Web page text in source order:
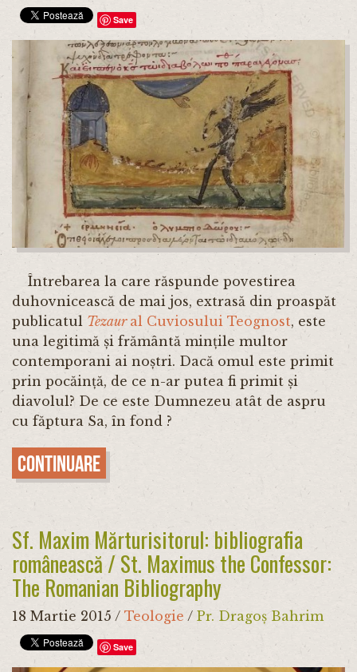
Save
Întrebarea la care răspunde povestirea
duhovnicească de mai jos, extrasă din proaspăt
publicatul Tezaur al Cuviosului Teognost, este
una legitimă și frământă mințile multor
contemporani ai noștri. Dacă omul este primit
prin pocăință, de ce n-ar putea fi primit și
diavolul? De ce este Dumnezeu atât de aspru
cu făptura Sa, în fond ?
Continuare
Sf. Maxim Mărturisitorul: bibliografia
românească / St. Maximus the Confessor:
The Romanian Bibliography
18 Martie 2015 / Teologie / Pr. Dragoș Bahrim
Save